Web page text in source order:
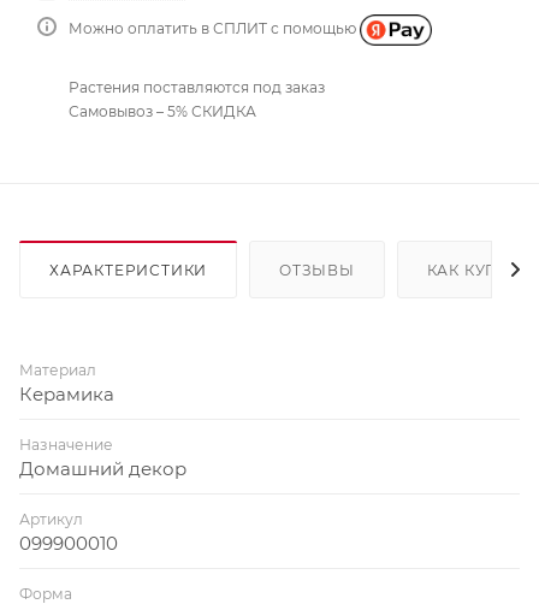
Можно оплатить в СПЛИТ с помощью
Растения поставляются под заказ
Самовывоз – 5% СКИДКА
ХАРАКТЕРИСТИКИ ОТЗЫВЫ КАК КУПИТЬ
Материал
Керамика
Назначение
Домашний декор
Артикул
099900010
Форма